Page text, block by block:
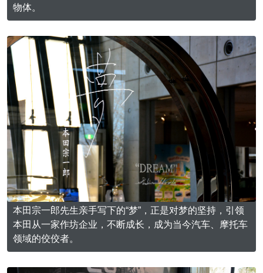
物体。
本田宗一郎先生亲手写下的“梦”，正是对梦的坚持，引领
本田从一家作坊企业，不断成长，成为当今汽车、摩托车
领域的佼佼者。